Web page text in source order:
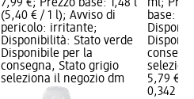
7,99 €; Prezzo base: 1,48 l
(5,40 € / 1 l); Avviso di
pericolo: irritante;
Disponibilità: Stato verde
Disponibile per la
consegna, Stato grigio
seleziona il negozio dm
ml;
base:
5,79 €
0,342 l